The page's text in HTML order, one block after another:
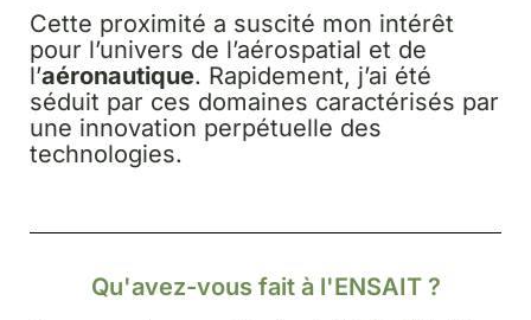
Cette proximité a suscité mon intérêt
pour l’univers de l’aérospatial et de
l’aéronautique. Rapidement, j’ai été
séduit par ces domaines caractérisés par
une innovation perpétuelle des
technologies.
Qu'avez-vous fait à l'ENSAIT ?​